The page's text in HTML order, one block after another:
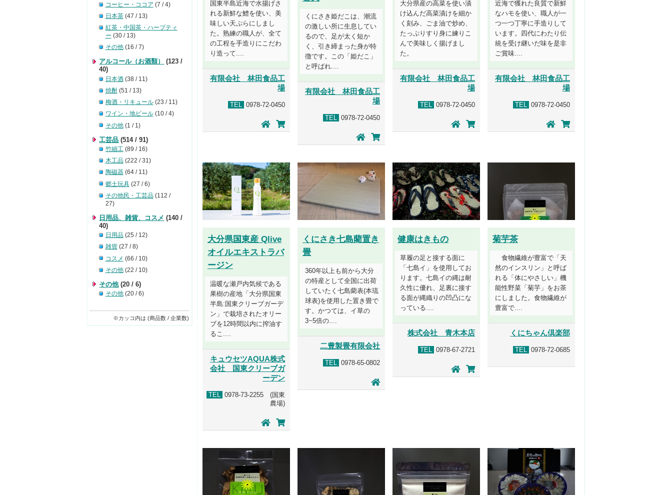
国東半島近海で水揚げさ
れる新鮮な鱧を使い、美
味しい天ぷらにしまし
た。熟練の職人が、全て
の工程を手造りにこだわ
り造って....
有限会社 林田食品工
場
TEL 0978-72-0450
くにさき姫だこは、潮流
の激しい所に生息してい
るので、足が太く短か
く、引き締まった身が特
徴です。この「姫だこ」
と呼ばれ....
有限会社 林田食品工
場
TEL 0978-72-0450
大分県産の高菜を使い漬
け込んだ高菜漬けを細か
く刻み、ごま油で炒め、
たっぷりすり身に練りこ
んで美味しく揚げまし
た。
有限会社 林田食品工
場
TEL 0978-72-0450
近海で獲れた良質で新鮮
なハモを使い、職人が一
つ一つ丁寧に手造りして
います。四代にわたり伝
統を受け継いだ味を是非
ご賞味....
有限会社 林田食品工
場
TEL 0978-72-0450
大分県国東産 Qlive
オイルエキストラバ
ージン
温暖な瀬戸内気候である
果樹の産地「大分県国東
半島:国東クリーブガーデ
ン」で栽培されたオリー
ブを12時間以内に搾油す
るこ....
キュウセツAQUA株式
会社 国東クリーブガ
ーデン
TEL 0978-73-2255 (国東
農場)
くにさき七島藺置き
畳
360年以上も前から大分
の特産として全国に出荷
していたく七島藺表(本琉
球表)を使用した置き畳で
す。かつては、イ草の
3~5倍の....
二豊製畳有限会社
TEL 0978-65-0802
健康はきもの
草履の足と接する面に
「七島イ」を使用してお
ります。七島イの縄は耐
久性に優れ、足裏に接す
る面が縄織りの凹凸にな
っている....
株式会社 青木本店
TEL 0978-67-2721
菊芋茶
食物繊維が豊富で「天
然のインスリン」と呼ば
れる「体にやさしい」機
能性野菜「菊芋」をお茶
にしました。食物繊維が
豊富で....
くにちゃん倶楽部
TEL 0978-72-0685
コーヒー・ココア (7 / 4)
日本茶(47 / 13)
紅茶・中国茶・ハーブティ
ー (30 / 13)
その他(16 / 7)
アルコール（お酒類）
(123 /
40)
日本酒(38 / 11)
焼酎(51 / 13)
梅酒・リキュール(23 / 11)
ワイン・地ビール(10 / 4)
その他(1 / 1)
工芸品 (514 / 91)
竹細工(89 / 16)
木工品(222 / 31)
陶磁器(64 / 11)
郷土玩具(27 / 6)
その他民・工芸品(112 /
27)
日用品、雑貨、コスメ (140 /
40)
日用品(25 / 12)
雑貨(27 / 8)
コスメ (66 / 10)
その他(22 / 10)
その他(20 / 6)
その他(20 / 6)
※カッコ内は (商品数 / 企業数)